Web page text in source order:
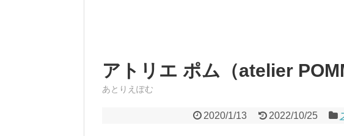
アトリエ ポム（atelier
あとりえぽむ
2020/1/13 2022/10/25